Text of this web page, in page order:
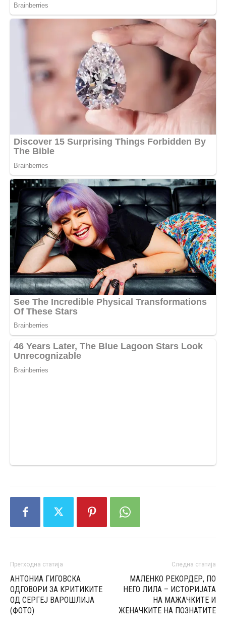
Претходна статија
АНТОНИА ГИГОВСКА
ОДГОВОРИ ЗА КРИТИКИТЕ
ОД СЕРГЕЈ ВАРОШЛИЈА
(ФОТО)
Следна статија
МАЛЕНКО РЕКОРДЕР, ПО
НЕГО ЛИЛА – ИСТОРИЈАТА
НА МАЖАЧКИТЕ И
ЖЕНАЧКИТЕ НА ПОЗНАТИТЕ